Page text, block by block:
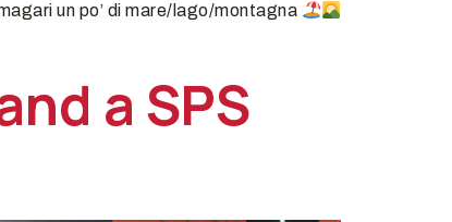
un po’ di mare/lago/montagna
a SPS